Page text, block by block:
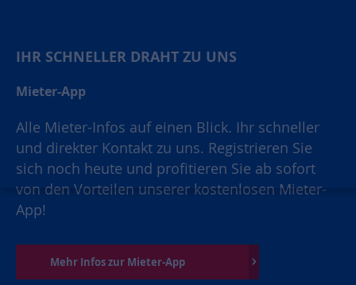
IHR SCHNELLER DRAHT ZU UNS
Mieter-App
Alle Mieter-Infos auf einen Blick. Ihr schneller
und direkter Kontakt zu uns. Registrieren Sie
sich noch heute und profitieren Sie ab sofort
von den Vorteilen unserer kostenlosen Mieter-
App!
Mehr Infos zur Mieter-App